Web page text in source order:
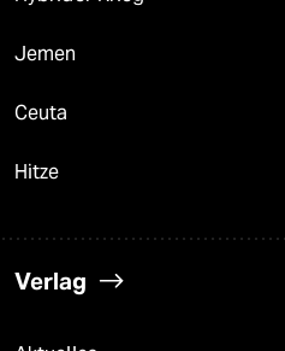
Jemen
Ceuta
Hitze
Verlag